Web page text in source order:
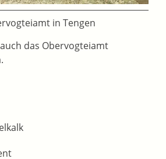
in Tengen
das Obervogteiamt